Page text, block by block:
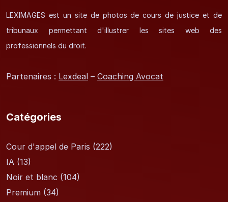
LEXIMAGES est un site de photos de cours de justice et de
tribunaux permettant d'illustrer les sites web des
professionnels du droit.
Partenaires : Lexdeal – Coaching Avocat
Catégories
Cour d'appel de Paris (222)
IA (13)
Noir et blanc (104)
Premium (34)